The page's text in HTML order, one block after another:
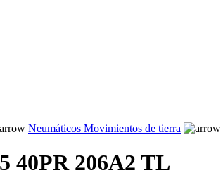
Neumáticos Movimientos de tierra
40PR 206A2 TL